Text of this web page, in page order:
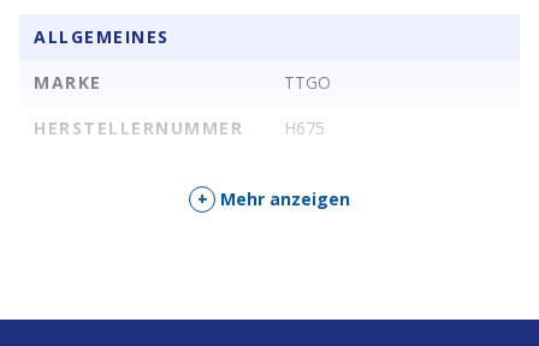
BR/EDRV4.2 +BLE
Speicher
Flash: 16MB, PSRAM: 8MB
ALLGEMEINES
MARKE
TTGO
HERSTELLERNUMMER
H675
+ Mehr anzeigen